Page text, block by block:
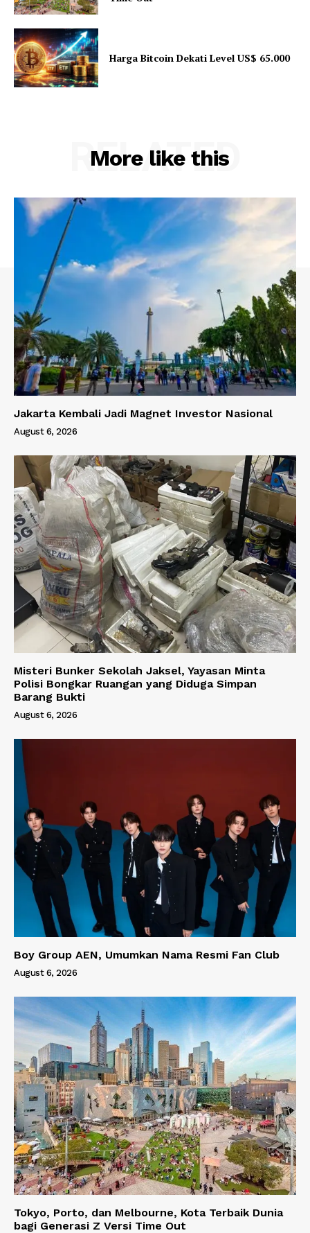
Harga Bitcoin Dekati Level US$ 65.000
More like this
RELATED
Jakarta Kembali Jadi Magnet Investor Nasional
August 6, 2026
Misteri Bunker Sekolah Jaksel, Yayasan Minta
Polisi Bongkar Ruangan yang Diduga Simpan
Barang Bukti
August 6, 2026
Boy Group AEN, Umumkan Nama Resmi Fan Club
August 6, 2026
Tokyo, Porto, dan Melbourne, Kota Terbaik Dunia
bagi Generasi Z Versi Time Out